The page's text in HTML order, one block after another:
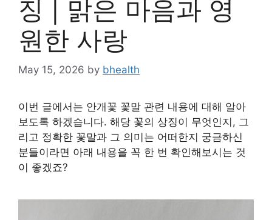
징 | 맑은 마음과 영
원한 사랑
May 15, 2026 by bhealth
이번 글에서는 안개꽃 꽃말 관련 내용에 대해 알아
보도록 하겠습니다. 해당 꽃의 상징이 무엇인지, 그
리고 정확한 꽃말과 그 의미는 어떠한지 궁금하신
분들이라면 아래 내용을 꼭 한 번 확인해보시는 것
이 좋겠죠?